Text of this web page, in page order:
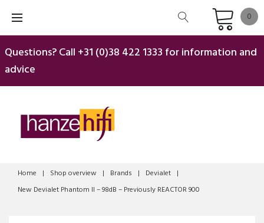
content
0
Questions? Call +31 (0)38 422 1333 for information and
advice
Home | Shop overview | Brands | Devialet |
New Devialet Phantom II – 98dB – Previously REACTOR 900